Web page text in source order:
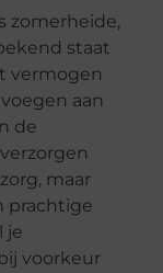
zomerheide,
staat
vermogen
aan
de
maar
prachtige
je
voorkeur